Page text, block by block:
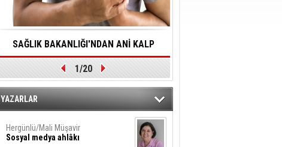
SAĞLIK BAKANLIĞI'NDAN ANİ KALP
DURMALARINA HIZLI MÜDAHALE
EDİLMESİNE YÖNELİK ÖNLENMESİ İÇİN
ÖNEMLİ ADIM
1/20
YAZARLAR
Hergünlü/Mali Müşavir
Sosyal medya ahlâkı